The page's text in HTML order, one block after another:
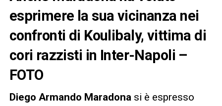
esprimere la sua vicinanza nei
confronti di Koulibaly, vittima di
cori razzisti in Inter-Napoli –
FOTO
Diego Armando Maradonasi è espresso